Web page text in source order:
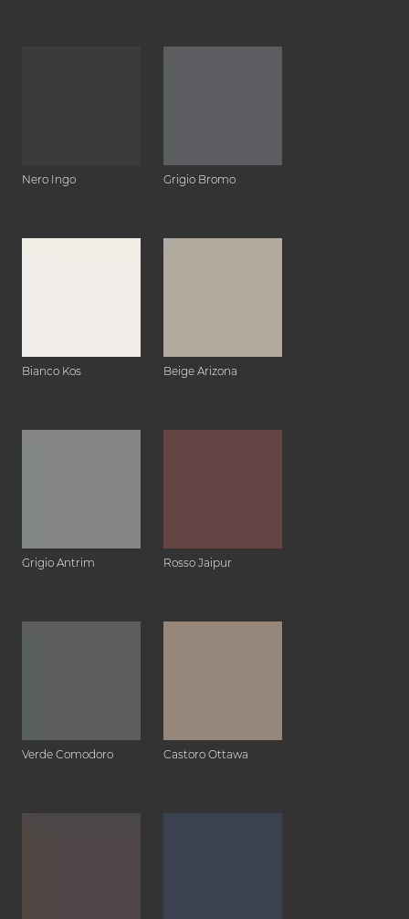
Nero Ingo Grigio Bromo
Bianco Kos Beige Arizona
Grigio Antrim Rosso Jaipur
Verde Comodoro Castoro Ottawa